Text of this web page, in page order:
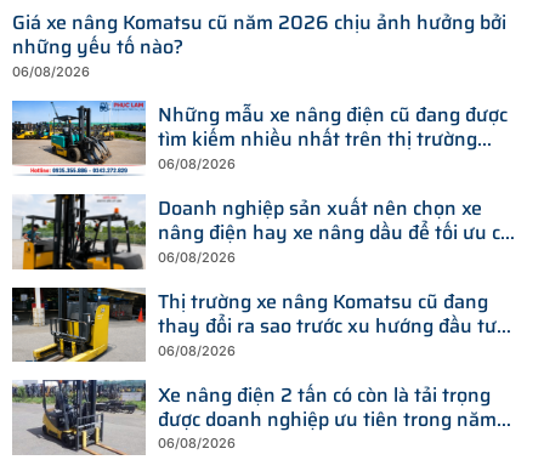
Giá xe nâng Komatsu cũ năm 2026 chịu ảnh hưởng bởi
những yếu tố nào?
06/08/2026
Những mẫu xe nâng điện cũ đang được
tìm kiếm nhiều nhất trên thị trường
hiện nay
06/08/2026
Doanh nghiệp sản xuất nên chọn xe
nâng điện hay xe nâng dầu để tối ưu chi
phí?
06/08/2026
Thị trường xe nâng Komatsu cũ đang
thay đổi ra sao trước xu hướng đầu tư
thiết bị mới?
06/08/2026
Xe nâng điện 2 tấn có còn là tải trọng
được doanh nghiệp ưu tiên trong năm
2026?
06/08/2026